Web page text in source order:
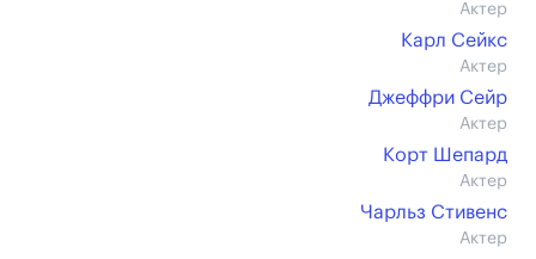
Актер
Карл Сейкс
Актер
Джеффри Сейр
Актер
Корт Шепард
Актер
Чарльз Стивенс
Актер